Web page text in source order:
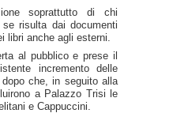
soprattutto di chi
risulta dai documenti
libri anche agli esterni.
al pubblico e prese il
incremento delle
che, in seguito alla
a Palazzo Trisi le
e Cappuccini.